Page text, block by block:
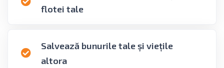
flotei tale
Salvează bunurile tale și viețile
altora